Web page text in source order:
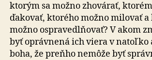
ktorým sa možno zhovárať,
ďakovať, ktorého možno milovať a
možno ospravedlňovať? V akom
byť oprávnená ich viera v natoľko
boha, že preňho nemôže byť